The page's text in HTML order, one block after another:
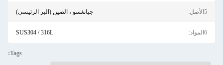
5الأصل: جيانغسو ، الصين (البر الرئيسي)
6المواد: SUS304 / 316L
Tags: